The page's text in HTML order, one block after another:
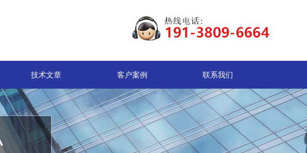
技术文章 客户案例 联系我们